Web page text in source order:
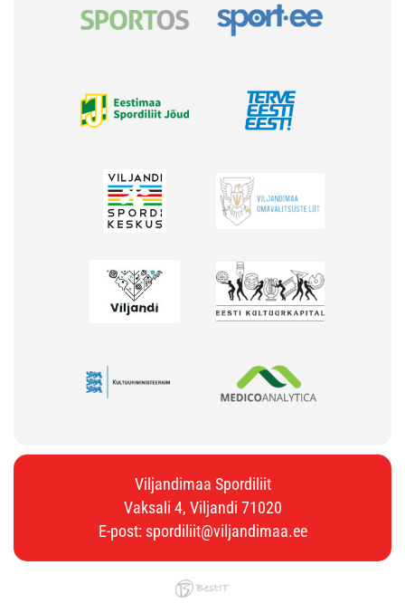
Viljandimaa Spordiliit
Vaksali 4, Viljandi 71020
E-post: spordiliit@viljandimaa.ee